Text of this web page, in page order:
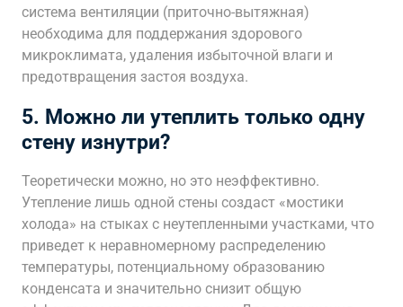
система вентиляции (приточно-вытяжная)
необходима для поддержания здорового
микроклимата, удаления избыточной влаги и
предотвращения застоя воздуха.
5. Можно ли утеплить только одну
стену изнутри?
Теоретически можно, но это неэффективно.
Утепление лишь одной стены создаст «мостики
холода» на стыках с неутепленными участками, что
приведет к неравномерному распределению
температуры, потенциальному образованию
конденсата и значительно снизит общую